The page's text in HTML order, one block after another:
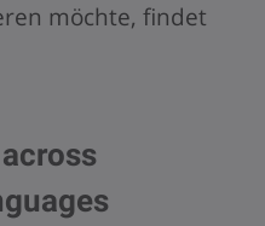
möchte, findet